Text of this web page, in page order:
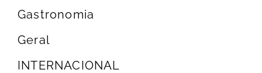
Gastronomia
Geral
INTERNACIONAL